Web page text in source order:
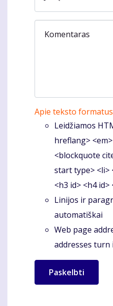
Komentaras
Apie teksto formatus
Leidžiamos
hreflang>
<blockquote
start type> <li>
<h3 id> <h4 id>
Linijos ir
automatiškai
Web page
addresses turn